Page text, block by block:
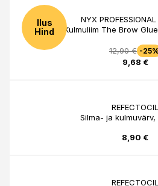
Ilus
Hind
NYX
Kulmuliim The Brow
12,90 € -25%
9,68 €
REFECTOCIL
Silma- ja kulmuvärv,
8,90 €
REFECTOCIL